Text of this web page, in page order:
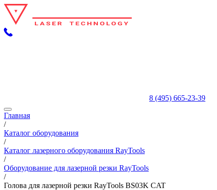
8 (495) 665-23-39
Главная
/
Каталог оборудования
/
Каталог лазерного оборудования RayTools
/
Оборудование для лазерной резки RayTools
/
Голова для лазерной резки RayTools BS03K CAT